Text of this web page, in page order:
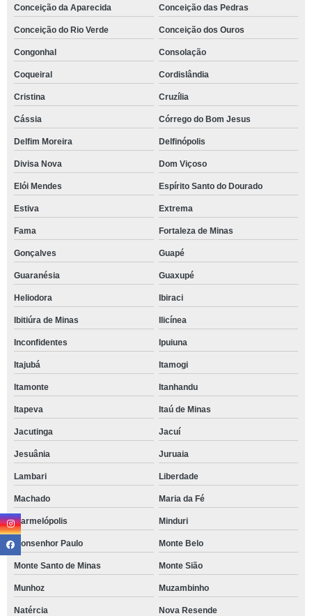
Conceição da Aparecida Conceição das Pedras
Conceição do Rio Verde Conceição dos Ouros
Congonhal Consolação
Coqueiral Cordislândia
Cristina Cruzília
Cássia Córrego do Bom Jesus
Delfim Moreira Delfinópolis
Divisa Nova Dom Viçoso
Elói Mendes Espírito Santo do Dourado
Estiva Extrema
Fama Fortaleza de Minas
Gonçalves Guapé
Guaranésia Guaxupé
Heliodora Ibiraci
Ibitiúra de Minas Ilicínea
Inconfidentes Ipuiuna
Itajubá Itamogi
Itamonte Itanhandu
Itapeva Itaú de Minas
Jacutinga Jacuí
Jesuânia Juruaia
Lambari Liberdade
Machado Maria da Fé
Marmelópolis Minduri
Monsenhor Paulo Monte Belo
Monte Santo de Minas Monte Sião
Munhoz Muzambinho
Natércia Nova Resende